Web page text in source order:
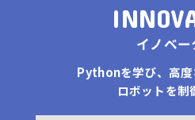
イノベー
Pythonを学び、高度
ロボットを制